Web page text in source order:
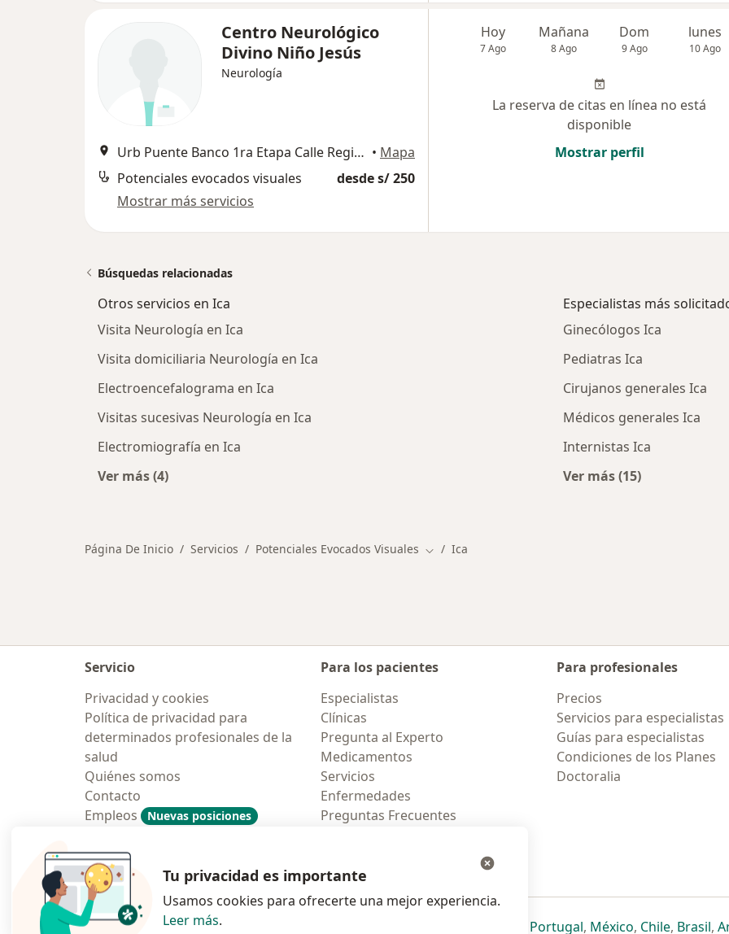
Centro Neurológico
Divino Niño Jesús
Neurología
Urb Puente Banco 1ra Etapa Calle Regional I-15, Ica • Mapa
Potenciales evocados visuales
desde s/ 250
Mostrar más servicios
Hoy
7 Ago
Mañana
8 Ago
Dom
9 Ago
lunes
10 Ago
La reserva de citas en línea no está
disponible
Mostrar perfil
Búsquedas relacionadas
Otros servicios en Ica
Visita Neurología en Ica
Visita domiciliaria Neurología en Ica
Electroencefalograma en Ica
Visitas sucesivas Neurología en Ica
Electromiografía en Ica
Ver más (4)
Especialistas más
Ginecólogos Ica
Pediatras Ica
Cirujanos generales Ica
Médicos generales Ica
Internistas Ica
Ver más (15)
Página De Inicio Servicios Potenciales Evocados Visuales Cambiar de ciudad
Ica
Servicio
Privacidad y cookies
Política de privacidad para
determinados profesionales de la
salud
Quiénes somos
Contacto
Empleos
Nuevas posiciones
Contratación
Para los pacientes
Especialistas
Clínicas
Pregunta al Experto
Medicamentos
Servicios
Enfermedades
Preguntas Frecuentes
Para profesionales
Precios
Servicios para especialistas
Guías para especialistas
Condiciones de los Planes
Doctoralia
Polska se abre en una nueva pestaña
se abre en una nueva pestaña
se abre en una nueva pestaña
se abre en una nueva pestaña
Portugalse abre en una nueva
, Méxicose abre en una
, Chilese abre
, Brasilse
,
Tu privacidad es importante
Usamos cookies para ofrecerte una mejor experiencia.
Leer más.